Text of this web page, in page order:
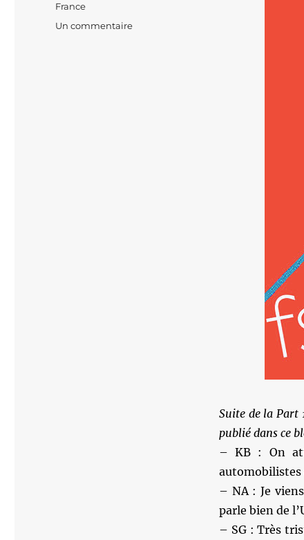
Suite de la Part
publié dans ce
– KB : On
automobilistes
– NA : Je
parle bien de
– SG : Très
France
Un commentairesur